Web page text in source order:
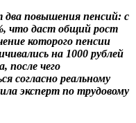
два повышения пенсий: с
что даст общий рост
которого пенсии
на 1000 рублей
после чего
согласно реальному
эксперт по трудовому